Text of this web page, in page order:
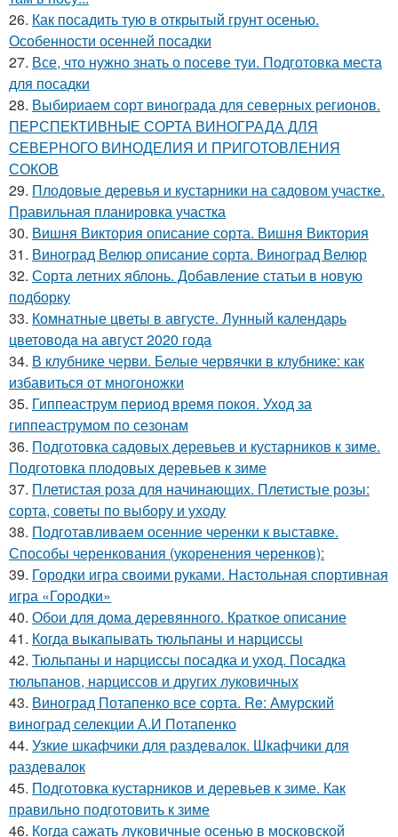
26. Как посадить тую в открытый грунт осенью.
Особенности осенней посадки
27. Все, что нужно знать о посеве туи. Подготовка места
для посадки
28. Выбириаем сорт винограда для северных регионов.
ПЕРСПЕКТИВНЫЕ СОРТА ВИНОГРАДА ДЛЯ
CЕВЕРНОГО ВИНОДЕЛИЯ И ПРИГОТОВЛЕНИЯ
СОКОВ
29. Плодовые деревья и кустарники на садовом участке.
Правильная планировка участка
30. Вишня Виктория описание сорта. Вишня Виктория
31. Виноград Велюр описание сорта. Виноград Велюр
32. Сорта летних яблонь. Добавление статьи в новую
подборку
33. Комнатные цветы в августе. Лунный календарь
цветовода на август 2020 года
34. В клубнике черви. Белые червячки в клубнике: как
избавиться от многоножки
35. Гиппеаструм период время покоя. Уход за
гиппеаструмом по сезонам
36. Подготовка садовых деревьев и кустарников к зиме.
Подготовка плодовых деревьев к зиме
37. Плетистая роза для начинающих. Плетистые розы:
сорта, советы по выбору и уходу
38. Подготавливаем осенние черенки к выставке.
Способы черенкования (укоренения черенков):
39. Городки игра своими руками. Настольная спортивная
игра «Городки»
40. Обои для дома деревянного. Краткое описание
41. Когда выкапывать тюльпаны и нарциссы
42. Тюльпаны и нарциссы посадка и уход. Посадка
тюльпанов, нарциссов и других луковичных
43. Виноград Потапенко все сорта. Re: Амурский
виноград селекции А.И Потапенко
44. Узкие шкафчики для раздевалок. Шкафчики для
раздевалок
45. Подготовка кустарников и деревьев к зиме. Как
правильно подготовить к зиме
46. Когда сажать луковичные осенью в московской